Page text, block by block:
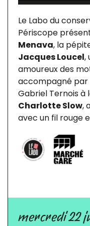
Le Labo du
Périscope
Menava, la
Jacques Loucel,
amoureux des
accompagné par
Gabriel Ternois à
Charlotte Slow,
avec un fil rouge
mercredi 22